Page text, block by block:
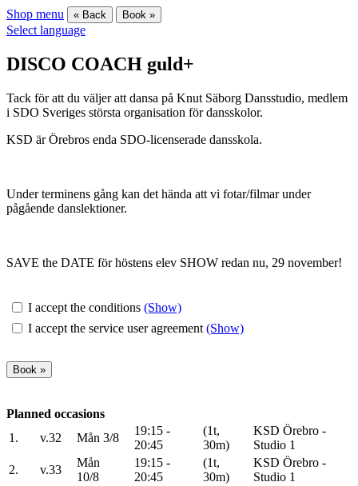
Shop menu « Back Book »
Select language
DISCO COACH guld+
Tack för att du väljer att dansa på Knut Säborg Dansstudio, medlem
i SDO Sveriges största organisation för dansskolor.
KSD är Örebros enda SDO-licenserade dansskola.
Under terminens gång kan det hända att vi fotar/filmar under
pågående danslektioner.
SAVE the DATE för höstens elev SHOW redan nu, 29 november!
I accept the conditions (Show)
I accept the service user agreement (Show)
Planned occasions
1.
v.32 Mån 3/8
19:15 -
20:45
(1t,
30m)
KSD Örebro -
Studio 1
2.
v.33
Mån
10/8
19:15 -
20:45
(1t,
30m)
KSD Örebro -
Studio 1